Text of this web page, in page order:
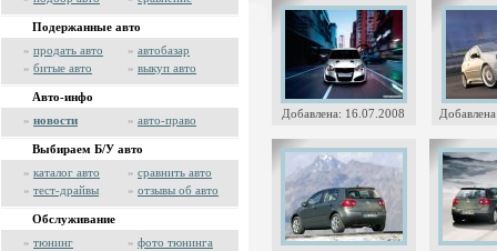
Подержанные авто
» продать авто » автобазар
» битые авто » выкуп авто
Авто-инфо
» новости » авто-право
Выбираем Б/У авто
» каталог авто » сравнить авто
» тест-драйвы » отзывы об авто
Обслуживание
» тюнинг » фото тюнинга
Добавлена: 16.07.2008